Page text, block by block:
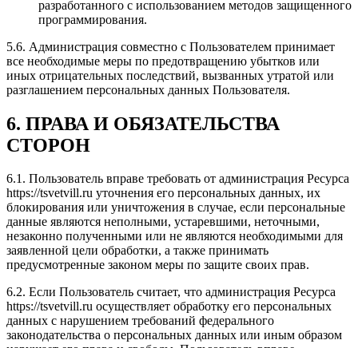
разработанного с использованием методов защищенного
программирования.
5.6. Администрация совместно с Пользователем принимает
все необходимые меры по предотвращению убытков или
иных отрицательных последствий, вызванных утратой или
разглашением персональных данных Пользователя.
6. ПРАВА И ОБЯЗАТЕЛЬСТВА
СТОРОН
6.1. Пользователь вправе требовать от администрация Ресурса
https://tsvetvill.ru уточнения его персональных данных, их
блокирования или уничтожения в случае, если персональные
данные являются неполными, устаревшими, неточными,
незаконно полученными или не являются необходимыми для
заявленной цели обработки, а также принимать
предусмотренные законом меры по защите своих прав.
6.2. Если Пользователь считает, что администрация Ресурса
https://tsvetvill.ru осуществляет обработку его персональных
данных с нарушением требований федерального
законодательства о персональных данных или иным образом